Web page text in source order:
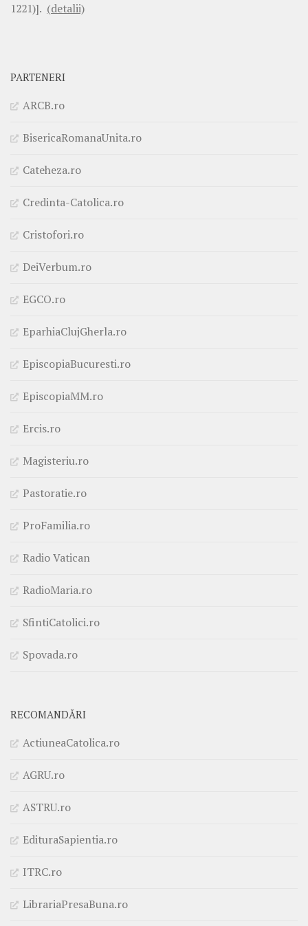
1221)]. (detalii)
PARTENERI
ARCB.ro
BisericaRomanaUnita.ro
Cateheza.ro
Credinta-Catolica.ro
Cristofori.ro
DeiVerbum.ro
EGCO.ro
EparhiaClujGherla.ro
EpiscopiaBucuresti.ro
EpiscopiaMM.ro
Ercis.ro
Magisteriu.ro
Pastoratie.ro
ProFamilia.ro
Radio Vatican
RadioMaria.ro
SfintiCatolici.ro
Spovada.ro
RECOMANDĂRI
ActiuneaCatolica.ro
AGRU.ro
ASTRU.ro
EdituraSapientia.ro
ITRC.ro
LibrariaPresaBuna.ro